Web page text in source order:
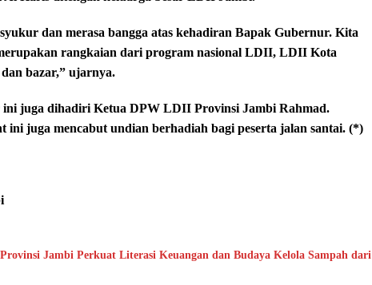
dan merasa bangga atas kehadiran Bapak Gubernur. Kita
rangkaian dari program nasional LDII, LDII Kota
bazar,” ujarnya.
ini juga dihadiri Ketua DPW LDII Provinsi Jambi Rahmad.
ini juga mencabut undian berhadiah bagi peserta jalan santai. (*)
Jambi Perkuat Literasi Keuangan dan Budaya Kelola Sampah dari